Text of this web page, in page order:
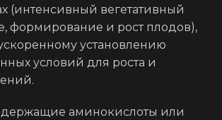
(интенсивный вегетативный
формирование и рост плодов),
установлению
условий для роста и
аминокислоты или